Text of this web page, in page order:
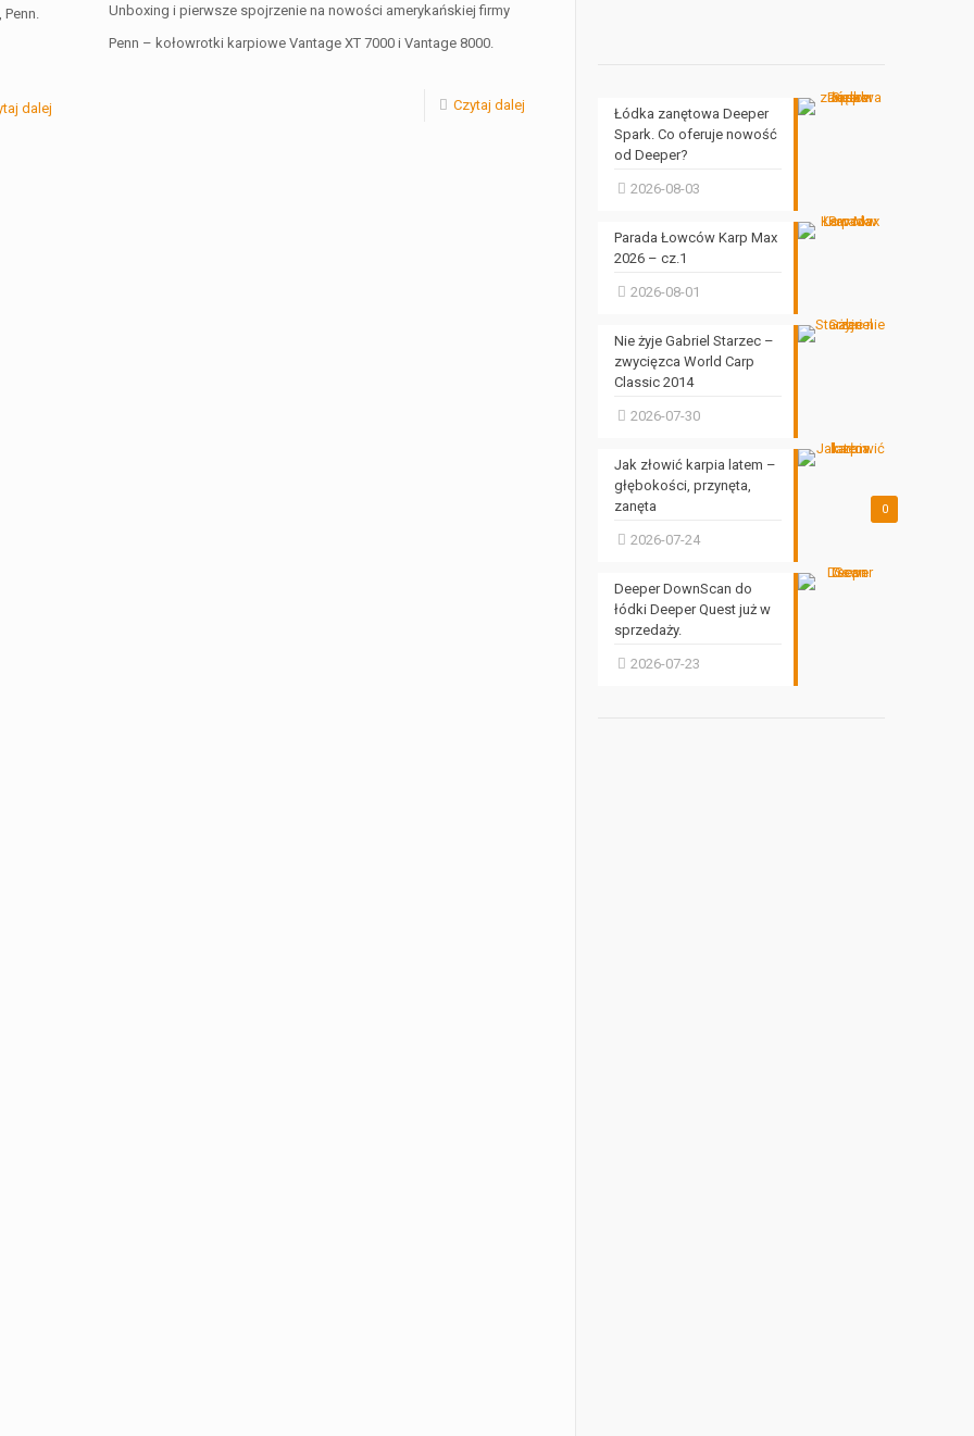
dalej
Unboxing i pierwsze spojrzenie na nowości amerykańskiej firmy
Penn – kołowrotki karpiowe Vantage XT 7000 i Vantage 8000.
Czytaj dalej
Łódka zanętowa Deeper
Spark. Co oferuje nowość
od Deeper?
2026-08-03
Parada Łowców Karp Max
2026 – cz.1
2026-08-01
Nie żyje Gabriel Starzec –
zwycięzca World Carp
Classic 2014
2026-07-30
0
Jak złowić karpia latem –
głębokości, przynęta,
zanęta
2026-07-24
Deeper DownScan do
łódki Deeper Quest już w
sprzedaży.
2026-07-23